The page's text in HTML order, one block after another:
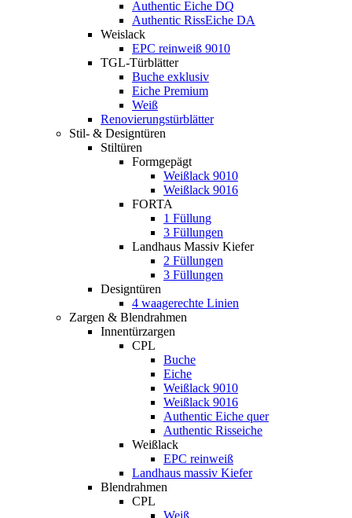
Authentic Eiche DQ
Authentic RissEiche DA
Weislack
EPC reinweiß 9010
TGL-Türblätter
Buche exklusiv
Eiche Premium
Weiß
Renovierungstürblätter
Stil- & Designtüren
Stiltüren
Formgepägt
Weißlack 9010
Weißlack 9016
FORTA
1 Füllung
3 Füllungen
Landhaus Massiv Kiefer
2 Füllungen
3 Füllungen
Designtüren
4 waagerechte Linien
Zargen & Blendrahmen
Innentürzargen
CPL
Buche
Eiche
Weißlack 9010
Weißlack 9016
Authentic Eiche quer
Authentic Risseiche
Weißlack
EPC reinweiß
Landhaus massiv Kiefer
Blendrahmen
CPL
Weiß